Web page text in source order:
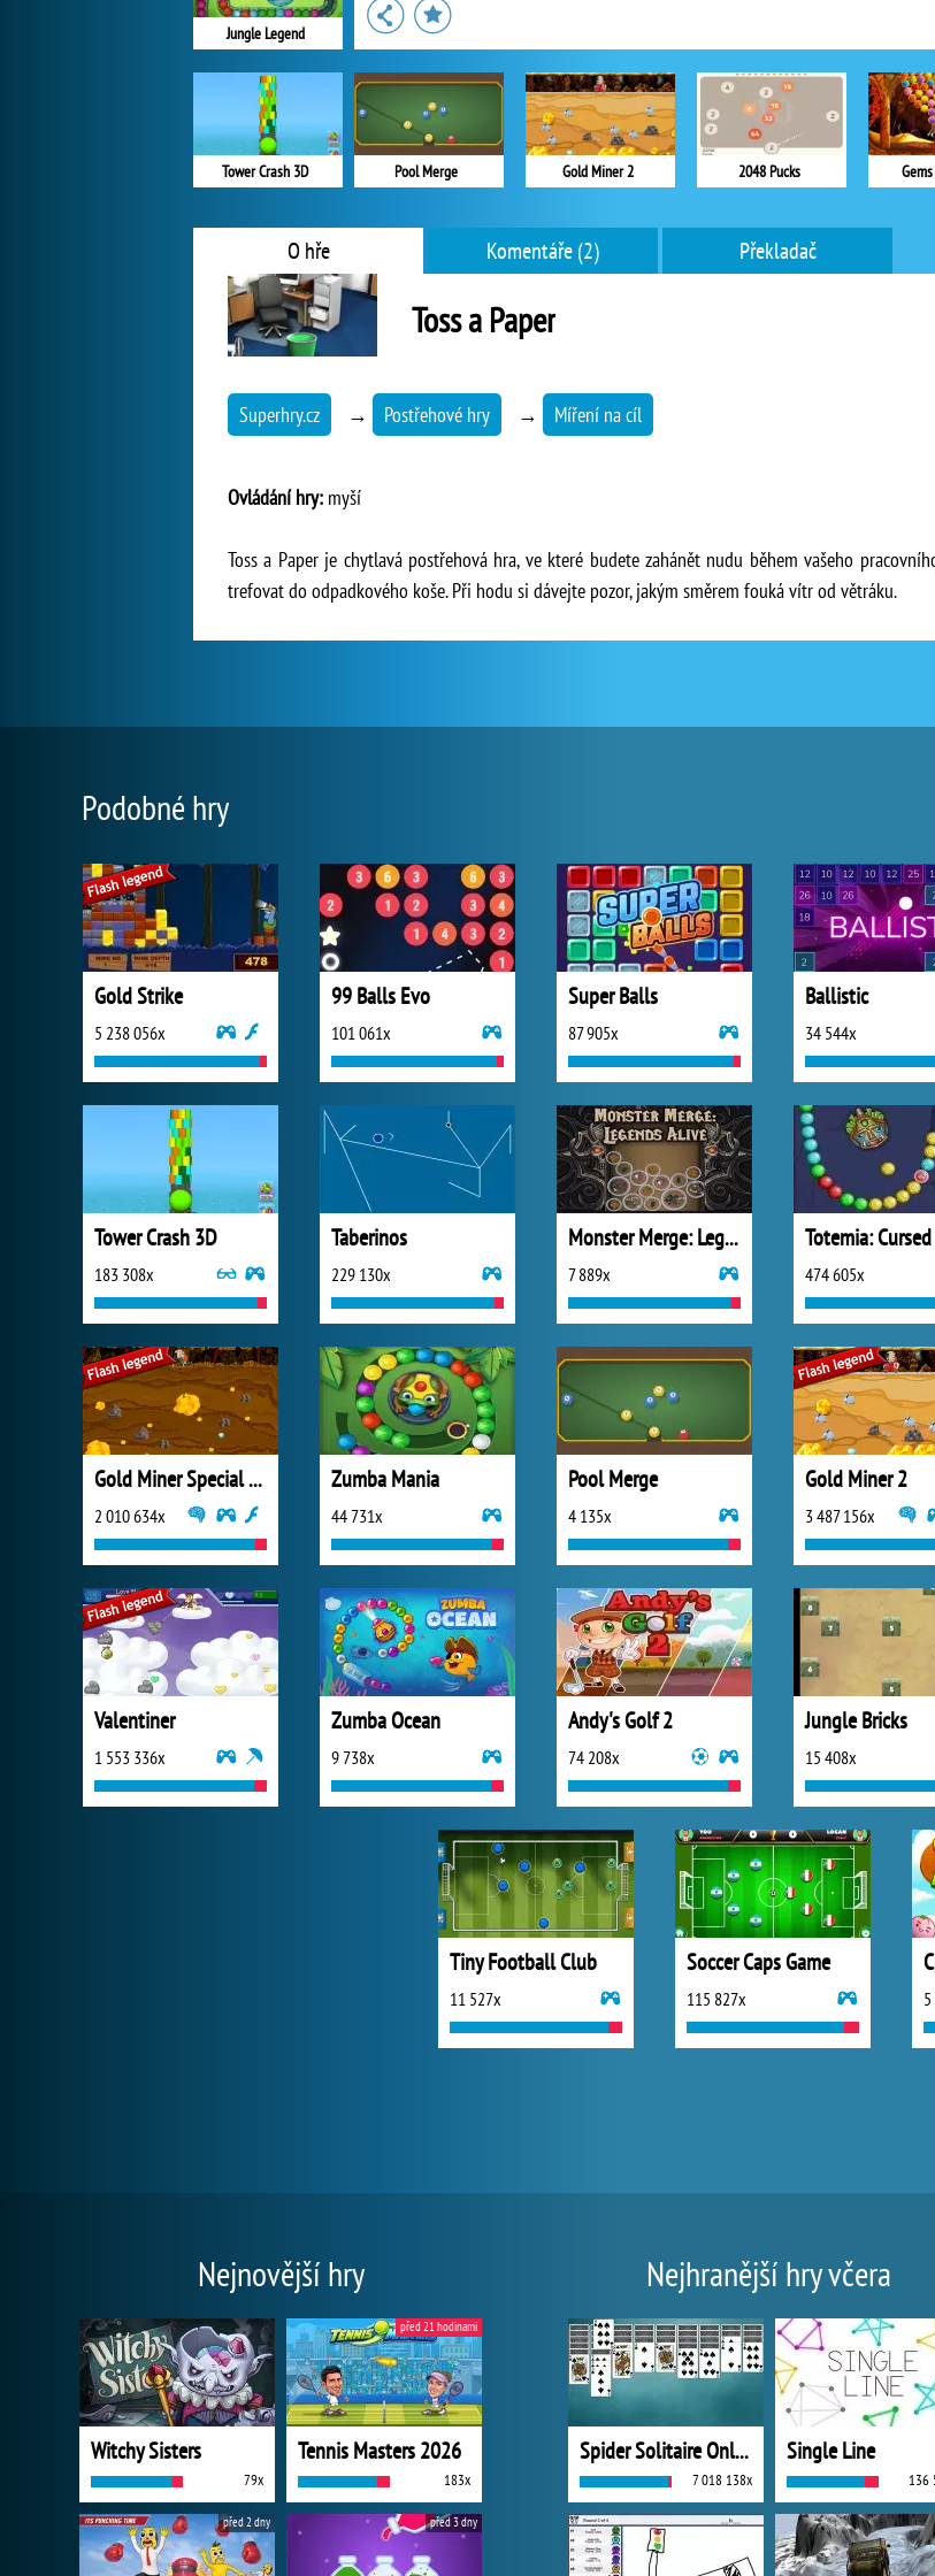
Jungle Legend
Tower Crash 3D Pool Merge Gold Miner 2 2048 Pucks
O hře Komentáře (2) Překladač
Toss a Paper
Superhry.cz → Postřehové hry → Míření na cíl
Ovládání hry: myší
Toss a Paper je chytlavá postřehová hra, ve které budete zahánět nudu během vašeho
trefovat do odpadkového koše. Při hodu si dávejte pozor, jakým směrem fouká vítr od větráku.
Podobné hry
Gold Strike
5 238 056x
99 Balls Evo
101 061x
Super Balls
87 905x
Ballistic
34 544x
Tower Crash 3D
183 308x
Taberinos
229 130x
Monster Merge: Legends Alive
7 889x 474 605x
Gold Miner Special Edition
2 010 634x
Zumba Mania
44 731x
Pool Merge
4 135x
Gold Miner 2
3 487 156x
Valentiner
1 553 336x
Zumba Ocean
9 738x
Andy's Golf 2
74 208x
Jungle Bricks
15 408x
Tiny Football Club
11 527x
Soccer Caps Game
115 827x
Nejnovější hry
Witchy Sisters
79x
Tennis Masters 2026
183x
před 21 hodinami
před 2 dny před 3 dny
Nejhranější hry včera
Spider Solitaire Online
7 018 138x
Single Line
136